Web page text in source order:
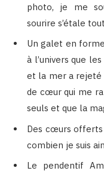
photo, je me
sourire s’étale
Un galet en
à l’univers que
et la mer a
de cœur qui me
seuls et que la
Des cœurs
combien je suis
Le pendentif